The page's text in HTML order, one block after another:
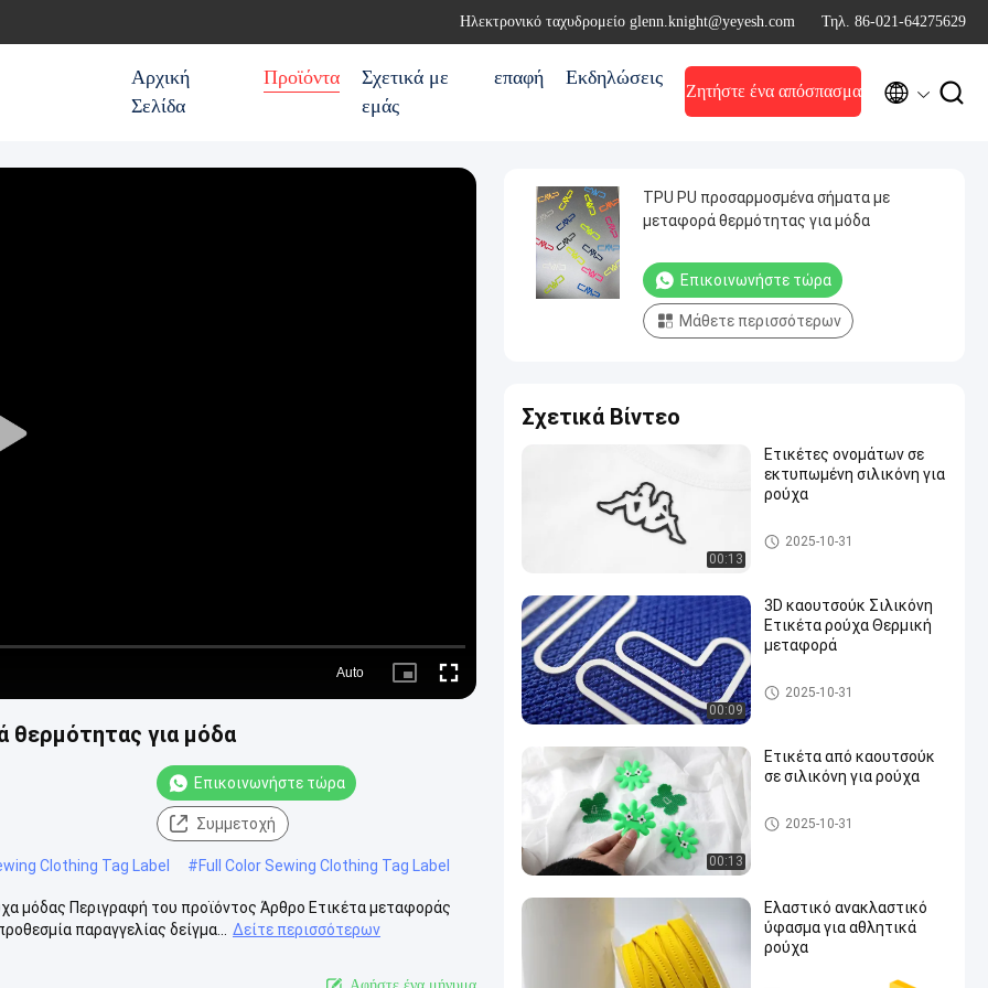
Ηλεκτρονικό ταχυδρομείο glenn.knight@yeyesh.com Τηλ. 86-021-64275629
Αρχική
Σελίδα
Προϊόντα
Σχετικά με
εμάς
επαφή Εκδηλώσεις
Ζητήστε ένα απόσπασμα  
Play
Auto
Picture- Fullscreen
θερμότητας για μόδα
Επικοινωνήστε τώρα
Συμμετοχή
Clothing Tag Label #Full Color Sewing Clothing Tag Label
μόδας Περιγραφή του προϊόντος Άρθρο Ετικέτα μεταφοράς
παραγγελίας δείγμα...
Δείτε περισσότερων
Αφήστε ένα μήνυμα
TPU PU προσαρμοσμένα σήματα με
μεταφορά θερμότητας για μόδα
Επικοινωνήστε τώρα
Μάθετε περισσότερων
Σχετικά Βίντεο
00:13
Ετικέτες ονομάτων σε
εκτυπωμένη σιλικόνη για
ρούχα
Silicone Label
2025-10-31
00:09
3D καουτσούκ Σιλικόνη
Ετικέτα ρούχα Θερμική
μεταφορά
Silicone Label
2025-10-31
00:13
Ετικέτα από καουτσούκ
σε σιλικόνη για ρούχα
Silicone Label
2025-10-31
Ελαστικό ανακλαστικό
ύφασμα για αθλητικά
ρούχα